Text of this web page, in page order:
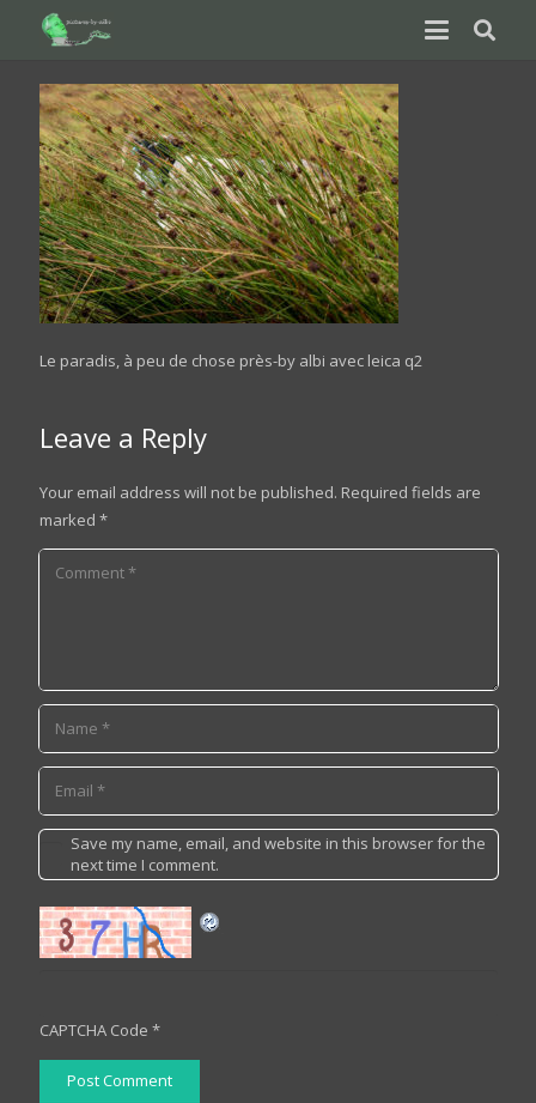
Le paradis, à peu de chose près-by albi avec leica q2
Leave a Reply
Your email address will not be published. Required fields are
marked *
Save my name, email, and website in this browser for the
next time I comment.
CAPTCHA Code *
Post Comment